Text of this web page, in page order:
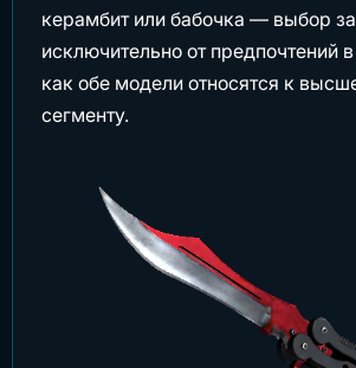
керамбит или бабочка — выбор
исключительно от предпочтений
как обе модели относятся к
сегменту.